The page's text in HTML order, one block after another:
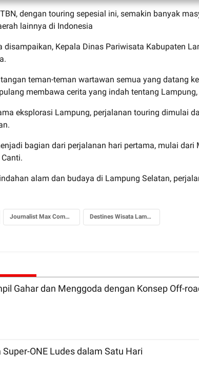
dengan touring sepesial ini, semakin banyak
lainnya di Indonesia
disampaikan, Kepala Dinas Pariwisata Kabupaten
teman-teman wartawan semua yang datang
membawa cerita yang indah tentang
eksplorasi Lampung, perjalanan touring dimulai
bagian dari perjalanan hari pertama, mulai
alam dan budaya di Lampung Selatan,
Journalist Max Community Destines Wisata Lampung
Gahar dan Menggoda dengan Konsep Off-
ONE Ludes dalam Satu Hari